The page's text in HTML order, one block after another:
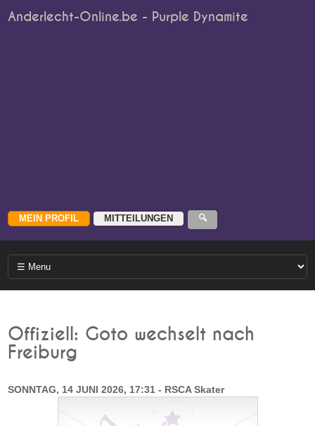
Anderlecht-Online.be - Purple Dynamite
Offiziell: Goto wechselt nach
Freiburg
SONNTAG, 14 JUNI 2026, 17:31 - RSCA Skater